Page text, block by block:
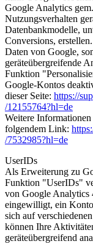
Google Analytics
Nutzungsverhalten
Datenbankmodelle,
Conversions,
Daten von Google,
geräteübergreifende
Funktion
Google-Kontos
dieser Seite: https://
/12155764?hl=de
Weitere
folgendem Link:
/7532985?hl=de
UserIDs
Als Erweiterung zu
Funktion "UserIDs"
von Google
eingewilligt, ein
sich auf
können Ihre
geräteübergreifend